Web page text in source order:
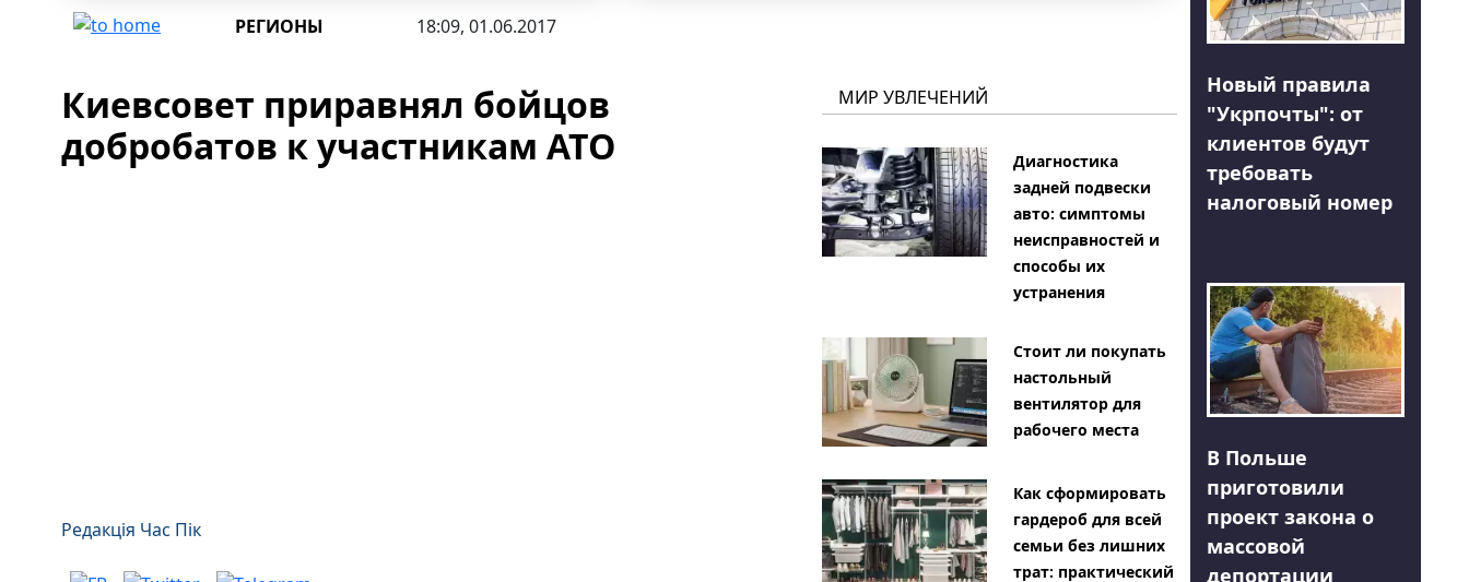
РЕГИОНЫ 18:09, 01.06.2017
Киевсовет приравнял бойцов
добробатов к участникам АТО
Редакція Час Пік
МИР УВЛЕЧЕНИЙ
Диагностика
задней подвески
авто: симптомы
неисправностей и
способы их
устранения
Стоит ли покупать
настольный
вентилятор для
рабочего места
Как сформировать
гардероб для всей
семьи без лишних
трат: практический
Новый правила
"Укрпочты": от
клиентов будут
требовать
налоговый номер
В Польше
приготовили
проект закона о
массовой
депортации